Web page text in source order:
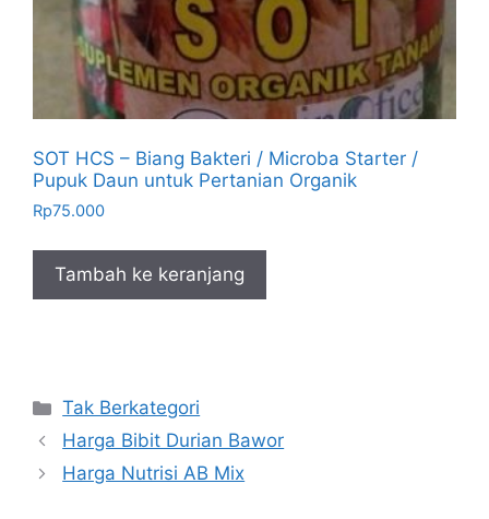
SOT HCS – Biang Bakteri / Microba Starter /
Pupuk Daun untuk Pertanian Organik
Rp75.000
Tambah ke keranjang
Kategori
Tak Berkategori
Harga Bibit Durian Bawor
Harga Nutrisi AB Mix